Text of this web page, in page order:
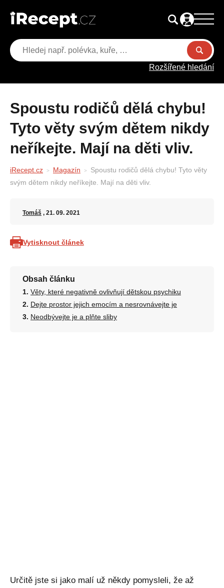
Rozšířené hledání
Spoustu rodičů dělá chybu!
Tyto věty svým dětem nikdy
neříkejte. Mají na děti vliv.
iRecept.cz Magazín
Spoustu rodičů dělá chybu! Tyto věty
svým dětem nikdy neříkejte. Mají na děti vliv.
Tomáš , 21. 09. 2021
Vytisknout článek
Obsah článku
Věty, které negativně ovlivňují dětskou psychiku
Dejte prostor jejich emocím a nesrovnávejte je
Neodbývejte je a plňte sliby
Určitě jste si jako malí už někdy pomysleli, že až